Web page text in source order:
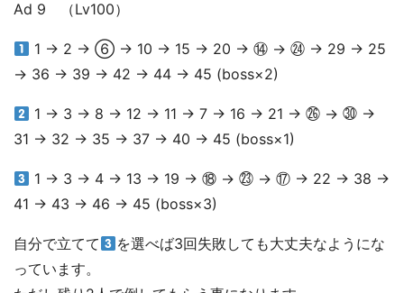
Ad 9 （Lv100）
1 → 2 → ⑥ → 10 → 15 → 20 → ⑭ → ㉔ → 29 → 25
→ 36 → 39 → 42 → 44 → 45 (boss×2)
1 → 3 → 8 → 12 → 11 → 7 → 16 → 21 → ㉖ → ㉚ →
31 → 32 → 35 → 37 → 40 → 45 (boss×1)
1 → 3 → 4 → 13 → 19 → ⑱ → ㉓ → ⑰ → 22 → 38 →
41 → 43 → 46 → 45 (boss×3)
自分で立てて
を選べば3回失敗しても大丈夫なようにな
っています。